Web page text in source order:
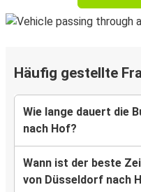
Häufig gestellte
Wie lange dauert die
nach Hof?
Wann ist der beste
von Düsseldorf nach